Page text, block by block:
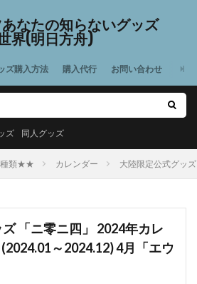
なたの知らないグッズ
界(明日方舟)
ズ購入方法 購入代行 お問い合わせ
ズ 同人グッズ
類★★ カレンダー 大陸限定公式グッ
「ニ零ニ四」 2024年カレ
～2024.12) 4月「エウ